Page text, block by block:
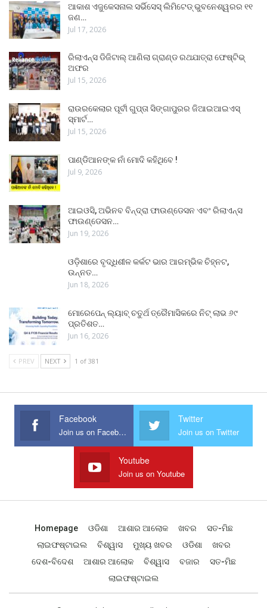
ଆକାଶ ଏଜୁକେସନାଲ ସର୍ଭିସେସ୍ ଲିମିଟେଡ୍ ଭୁବନେଶ୍ୱରର ୧୧
ଜଣ…
Jul 17, 2026
ରିଲାଏନ୍ସ ଡିଜିଟାଲ୍ ଆଣିଲା ଗ୍ରାଣ୍ଡ ରଥଯାତ୍ରା ଫେଷ୍ଟିଭ୍
ଅଫର
Jul 15, 2026
ରାଉରକେଲାର ପୂର୍ବୀ ଗୁପ୍ତା ସିଙ୍ଗାପୁରର ଜିଆଇଆଇଏସ୍
ସ୍ମାର୍ଟ…
Jul 15, 2026
ପାଣ୍ଡିଆନଙ୍କ ନାଁ ମୋଦି କହିଥିବେ !
Jul 9, 2026
ଆଇଓସି, ଅଭିନବ ବିନ୍ଦ୍ରା ଫାଉଣ୍ଡେସନ ଏବଂ ରିଲାଏନ୍ସ
ଫାଉଣ୍ଡେସନ…
Jun 19, 2026
ଓଡ଼ିଶାରେ ବୃଦ୍ଧିଶୀଳ କର୍କଟ ଭାର ଆରମ୍ଭିକ ଚିହ୍ନଟ,
ଉନ୍ନତ…
Jun 18, 2026
ମୋରେପେନ୍ ଲ୍ୟାବ୍ ଚତୁର୍ଥ ତ୍ରୈମାସିକରେ ନିଟ୍ ଲାଭ ୬୯
ପ୍ରତିଶତ…
Jun 16, 2026
PREV NEXT 1 of 381
Facebook
Join us on Facebook
Twitter
Join us on Twitter
Youtube
Join us on Youtube
Homepage ଓଡିଶା ଆଶାର ଆଲୋକ ଖବର
ସତ-ମିଛ
ଲାଇଫଷ୍ଟାଇଲ
ବିଶ୍ୱାସ ମୁଖ୍ୟ ଖବର ଓଡିଶା
ଖବର
ଦେଶ-ବିଦେଶ
ଆଶାର ଆଲୋକ ବିଶ୍ୱାସ ବଜାର
ସତ-ମିଛ
ଲାଇଫଷ୍ଟାଇଲ